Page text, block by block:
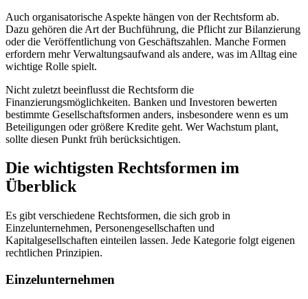
Auch organisatorische Aspekte hängen von der Rechtsform ab.
Dazu gehören die Art der Buchführung, die Pflicht zur Bilanzierung
oder die Veröffentlichung von Geschäftszahlen. Manche Formen
erfordern mehr Verwaltungsaufwand als andere, was im Alltag eine
wichtige Rolle spielt.
Nicht zuletzt beeinflusst die Rechtsform die
Finanzierungsmöglichkeiten. Banken und Investoren bewerten
bestimmte Gesellschaftsformen anders, insbesondere wenn es um
Beteiligungen oder größere Kredite geht. Wer Wachstum plant,
sollte diesen Punkt früh berücksichtigen.
Die wichtigsten Rechtsformen im
Überblick
Es gibt verschiedene Rechtsformen, die sich grob in
Einzelunternehmen, Personengesellschaften und
Kapitalgesellschaften einteilen lassen. Jede Kategorie folgt eigenen
rechtlichen Prinzipien.
Einzelunternehmen